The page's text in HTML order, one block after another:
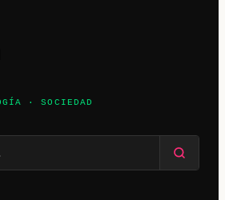
· SOCIEDAD